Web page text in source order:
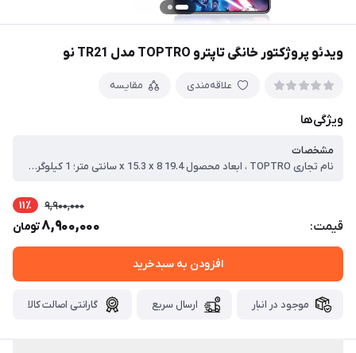
ویدئو پروژکتور خانگی تاپترو TOPTRO مدل TR21 نو
علاقه‌مندی مقایسه
ویژگی‌ها
مشخصات
نام تجاری TOPTRO ، ابعاد محصول 19.4 x 15.3 x 8 سانتی متر؛ 1 کیلوگرم ، شماره مدل کالا TR21 ، سازنده TOPTRO ، سلسله TR21 ، رنگ سفید ، فاکتور فرم قابل حمل ، اندازه صفحه نمایش ایستاده 200 اینچ ، وضوح صفحه 1280 x 720 ، وضوح 1920×1080 ، نوع اتصال وای فای ، نوع بی سیم 802.11 bgn ، وات 50 وات ، منبع انرژی AC
قیمت:
9,900,000 11٪
8,900,000تومان
افزودن به سبدخرید
موجود در انبار ارسال سریع گارانتی اصالت کالا